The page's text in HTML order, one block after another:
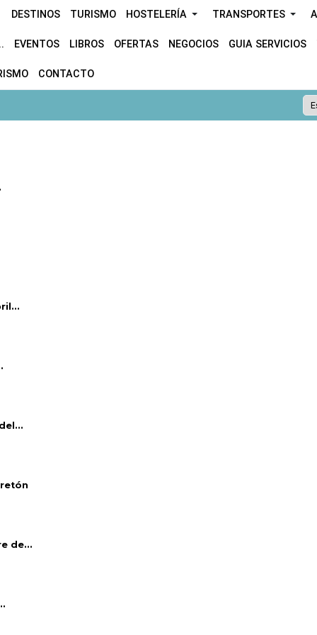
DESTINOS TURISMO HOSTELERÍA TRANSPORTES
EVENTOS LIBROS OFERTAS NEGOCIOS GUIA SERVICIOS
CONTACTO
de...